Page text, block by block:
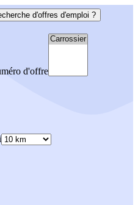
d'offres d'emploi ?
d'offre